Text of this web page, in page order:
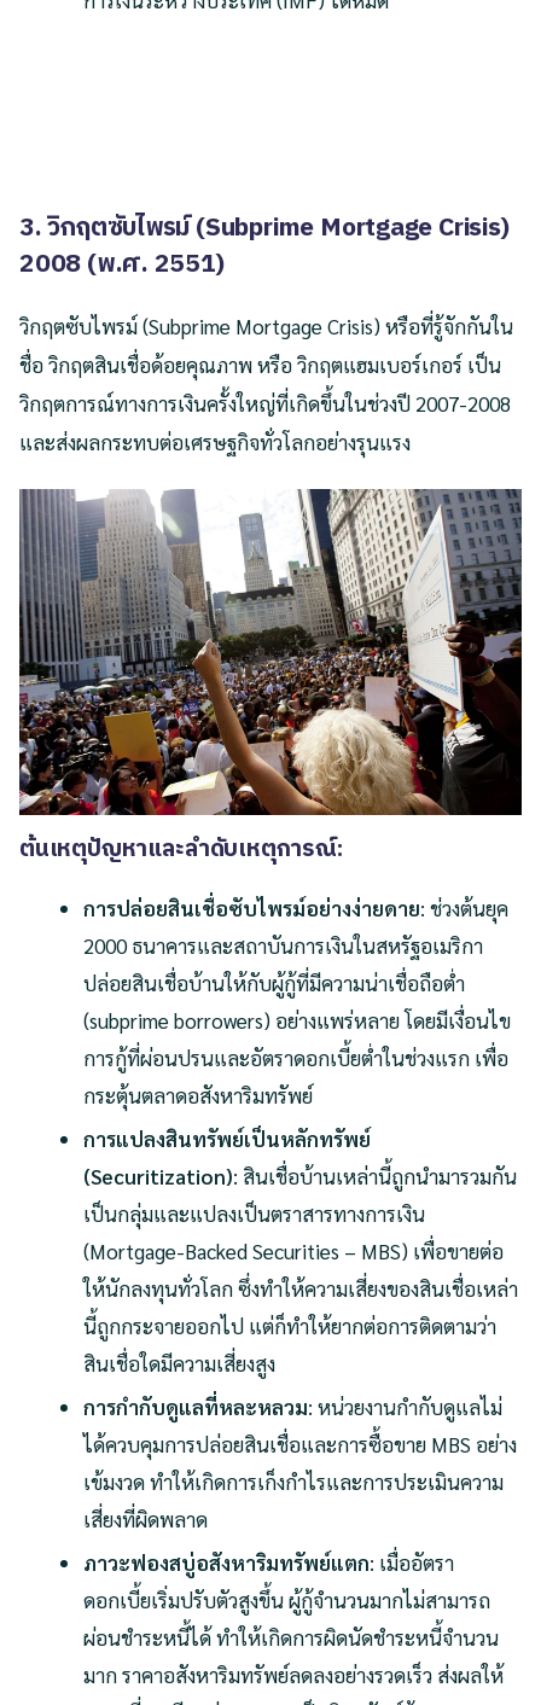
3. วิกฤตซับไพรม์ (Subprime Mortgage Crisis)
2008 (พ.ศ. 2551)
วิกฤตซับไพรม์ (Subprime Mortgage Crisis) หรือที่รู้จักกันใน
ชื่อ วิกฤตสินเชื่อด้อยคุณภาพ หรือ วิกฤตแฮมเบอร์เกอร์ เป็น
วิกฤตการณ์ทางการเงินครั้งใหญ่ที่เกิดขึ้นในช่วงปี 2007-2008
และส่งผลกระทบต่อเศรษฐกิจทั่วโลกอย่างรุนแรง
ต้นเหตุปัญหาและลำดับเหตุการณ์:
การปล่อยสินเชื่อซับไพรม์อย่างง่ายดาย: ช่วงต้นยุค
2000 ธนาคารและสถาบันการเงินในสหรัฐอเมริกา
ปล่อยสินเชื่อบ้านให้กับผู้กู้ที่มีความน่าเชื่อถือต่ำ
(subprime borrowers) อย่างแพร่หลาย โดยมีเงื่อนไข
การกู้ที่ผ่อนปรนและอัตราดอกเบี้ยต่ำในช่วงแรก เพื่อ
กระตุ้นตลาดอสังหาริมทรัพย์
การแปลงสินทรัพย์เป็นหลักทรัพย์
(Securitization): สินเชื่อบ้านเหล่านี้ถูกนำมารวมกัน
เป็นกลุ่มและแปลงเป็นตราสารทางการเงิน
(Mortgage-Backed Securities – MBS) เพื่อขายต่อ
ให้นักลงทุนทั่วโลก ซึ่งทำให้ความเสี่ยงของสินเชื่อเหล่า
นี้ถูกกระจายออกไป แต่ก็ทำให้ยากต่อการติดตามว่า
สินเชื่อใดมีความเสี่ยงสูง
การกำกับดูแลที่หละหลวม: หน่วยงานกำกับดูแลไม่
ได้ควบคุมการปล่อยสินเชื่อและการซื้อขาย MBS อย่าง
เข้มงวด ทำให้เกิดการเก็งกำไรและการประเมินความ
เสี่ยงที่ผิดพลาด
ภาวะฟองสบู่อสังหาริมทรัพย์แตก: เมื่ออัตรา
ดอกเบี้ยเริ่มปรับตัวสูงขึ้น ผู้กู้จำนวนมากไม่สามารถ
ผ่อนชำระหนี้ได้ ทำให้เกิดการผิดนัดชำระหนี้จำนวน
มาก ราคาอสังหาริมทรัพย์ลดลงอย่างรวดเร็ว ส่งผลให้